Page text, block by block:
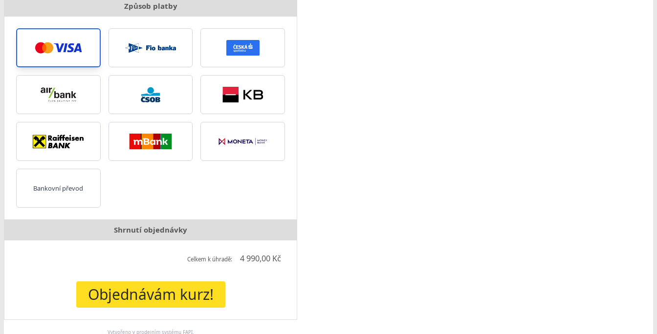
Způsob platby
Bankovní převod
Shrnutí objednávky
Celkem k úhradě: 4 990,00 Kč
Objednávám kurz!
Vytvořeno v prodejním systému FAPI.